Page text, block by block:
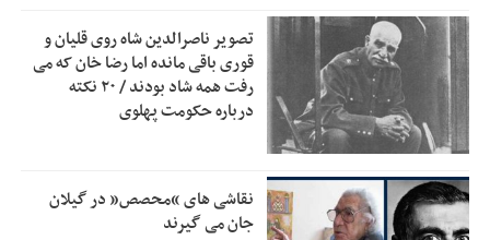
2:46
بقائی: فضای مذاکرات فنی و سیاسی ایران و عمان درباره تنگه
هرمز، مثبت است
1:30
رئیس سازمان جهاد کشاورزی استان: کشاورزان گیلان نسبت به
دریافت یارانه کود اقدام کنند
1:00 تمدید مهلت اظهارنامه‌های مالیاتی سال ۱۴۰۴ تا پایان شهریورماه
تصویر ناصرالدین شاه روی قلیان و
قوری باقی مانده اما رضا خان که می
رفت همه شاد بودند / ۲۰ نکته
درباره حکومت پهلوی
نقاشی های “محصص” در گیلان
جان می گیرند